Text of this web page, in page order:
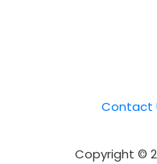
Contact
Copyright ©